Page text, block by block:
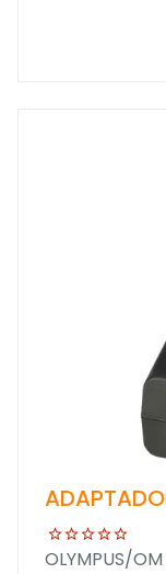
OLYMPUS/OM